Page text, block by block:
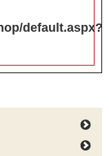
default.aspx?